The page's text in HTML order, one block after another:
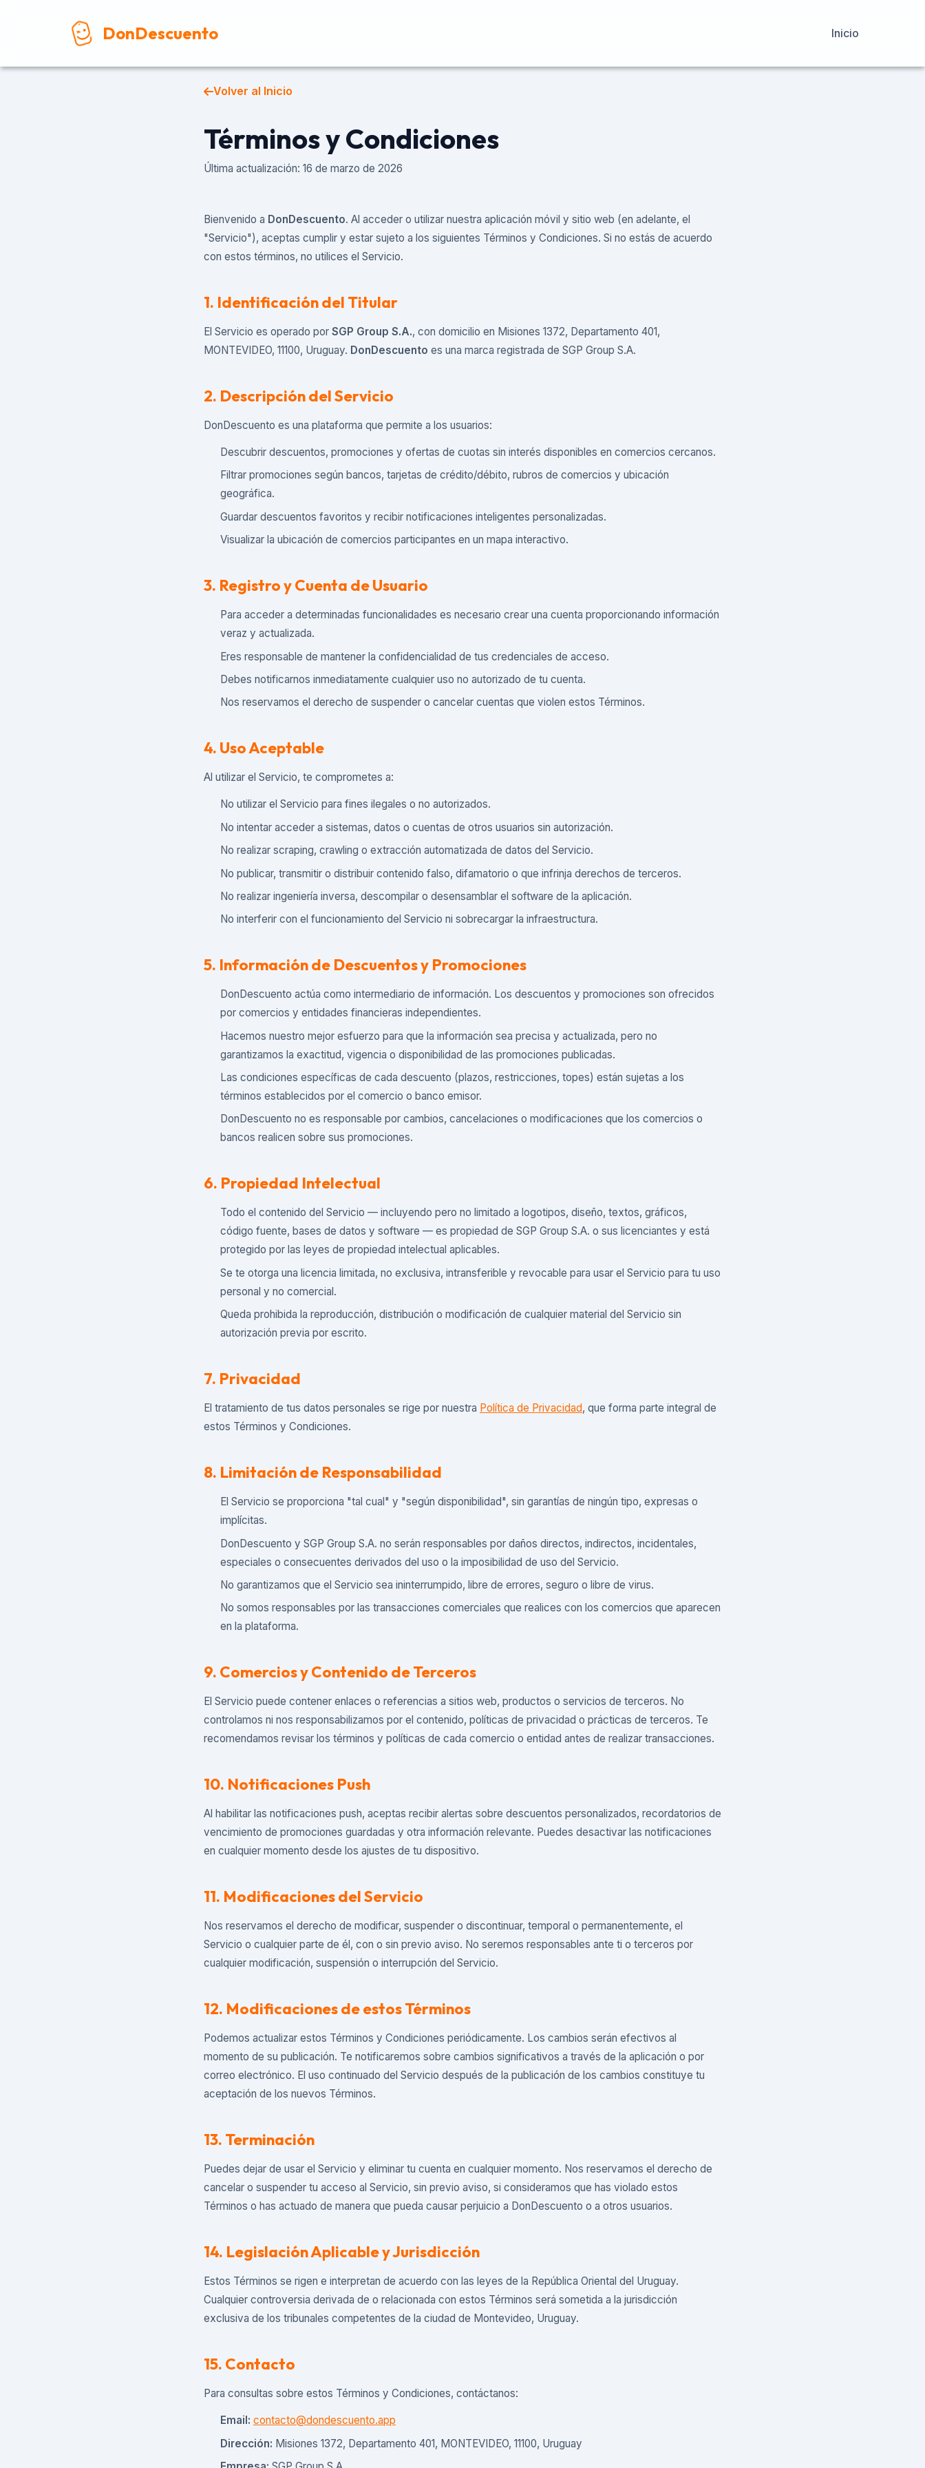
DonDescuento Inicio
Volver al Inicio
Términos y Condiciones
Última actualización: 16 de marzo de 2026
Bienvenido a DonDescuento. Al acceder o utilizar nuestra aplicación móvil y sitio web (en adelante, el
"Servicio"), aceptas cumplir y estar sujeto a los siguientes Términos y Condiciones. Si no estás de acuerdo
con estos términos, no utilices el Servicio.
1. Identificación del Titular
El Servicio es operado por SGP Group S.A., con domicilio en Misiones 1372, Departamento 401,
MONTEVIDEO, 11100, Uruguay. DonDescuento es una marca registrada de SGP Group S.A.
2. Descripción del Servicio
DonDescuento es una plataforma que permite a los usuarios:
Descubrir descuentos, promociones y ofertas de cuotas sin interés disponibles en comercios cercanos.
Filtrar promociones según bancos, tarjetas de crédito/débito, rubros de comercios y ubicación
geográfica.
Guardar descuentos favoritos y recibir notificaciones inteligentes personalizadas.
Visualizar la ubicación de comercios participantes en un mapa interactivo.
3. Registro y Cuenta de Usuario
Para acceder a determinadas funcionalidades es necesario crear una cuenta proporcionando información
veraz y actualizada.
Eres responsable de mantener la confidencialidad de tus credenciales de acceso.
Debes notificarnos inmediatamente cualquier uso no autorizado de tu cuenta.
Nos reservamos el derecho de suspender o cancelar cuentas que violen estos Términos.
4. Uso Aceptable
Al utilizar el Servicio, te comprometes a:
No utilizar el Servicio para fines ilegales o no autorizados.
No intentar acceder a sistemas, datos o cuentas de otros usuarios sin autorización.
No realizar scraping, crawling o extracción automatizada de datos del Servicio.
No publicar, transmitir o distribuir contenido falso, difamatorio o que infrinja derechos de terceros.
No realizar ingeniería inversa, descompilar o desensamblar el software de la aplicación.
No interferir con el funcionamiento del Servicio ni sobrecargar la infraestructura.
5. Información de Descuentos y Promociones
DonDescuento actúa como intermediario de información. Los descuentos y promociones son ofrecidos
por comercios y entidades financieras independientes.
Hacemos nuestro mejor esfuerzo para que la información sea precisa y actualizada, pero no
garantizamos la exactitud, vigencia o disponibilidad de las promociones publicadas.
Las condiciones específicas de cada descuento (plazos, restricciones, topes) están sujetas a los
términos establecidos por el comercio o banco emisor.
DonDescuento no es responsable por cambios, cancelaciones o modificaciones que los comercios o
bancos realicen sobre sus promociones.
6. Propiedad Intelectual
Todo el contenido del Servicio — incluyendo pero no limitado a logotipos, diseño, textos, gráficos,
código fuente, bases de datos y software — es propiedad de SGP Group S.A. o sus licenciantes y está
protegido por las leyes de propiedad intelectual aplicables.
Se te otorga una licencia limitada, no exclusiva, intransferible y revocable para usar el Servicio para tu uso
personal y no comercial.
Queda prohibida la reproducción, distribución o modificación de cualquier material del Servicio sin
autorización previa por escrito.
7. Privacidad
El tratamiento de tus datos personales se rige por nuestra Política de Privacidad, que forma parte integral de
estos Términos y Condiciones.
8. Limitación de Responsabilidad
El Servicio se proporciona "tal cual" y "según disponibilidad", sin garantías de ningún tipo, expresas o
implícitas.
DonDescuento y SGP Group S.A. no serán responsables por daños directos, indirectos, incidentales,
especiales o consecuentes derivados del uso o la imposibilidad de uso del Servicio.
No garantizamos que el Servicio sea ininterrumpido, libre de errores, seguro o libre de virus.
No somos responsables por las transacciones comerciales que realices con los comercios que aparecen
en la plataforma.
9. Comercios y Contenido de Terceros
El Servicio puede contener enlaces o referencias a sitios web, productos o servicios de terceros. No
controlamos ni nos responsabilizamos por el contenido, políticas de privacidad o prácticas de terceros. Te
recomendamos revisar los términos y políticas de cada comercio o entidad antes de realizar transacciones.
10. Notificaciones Push
Al habilitar las notificaciones push, aceptas recibir alertas sobre descuentos personalizados, recordatorios de
vencimiento de promociones guardadas y otra información relevante. Puedes desactivar las notificaciones
en cualquier momento desde los ajustes de tu dispositivo.
11. Modificaciones del Servicio
Nos reservamos el derecho de modificar, suspender o discontinuar, temporal o permanentemente, el
Servicio o cualquier parte de él, con o sin previo aviso. No seremos responsables ante ti o terceros por
cualquier modificación, suspensión o interrupción del Servicio.
12. Modificaciones de estos Términos
Podemos actualizar estos Términos y Condiciones periódicamente. Los cambios serán efectivos al
momento de su publicación. Te notificaremos sobre cambios significativos a través de la aplicación o por
correo electrónico. El uso continuado del Servicio después de la publicación de los cambios constituye tu
aceptación de los nuevos Términos.
13. Terminación
Puedes dejar de usar el Servicio y eliminar tu cuenta en cualquier momento. Nos reservamos el derecho de
cancelar o suspender tu acceso al Servicio, sin previo aviso, si consideramos que has violado estos
Términos o has actuado de manera que pueda causar perjuicio a DonDescuento o a otros usuarios.
14. Legislación Aplicable y Jurisdicción
Estos Términos se rigen e interpretan de acuerdo con las leyes de la República Oriental del Uruguay.
Cualquier controversia derivada de o relacionada con estos Términos será sometida a la jurisdicción
exclusiva de los tribunales competentes de la ciudad de Montevideo, Uruguay.
15. Contacto
Para consultas sobre estos Términos y Condiciones, contáctanos:
Email: contacto@dondescuento.app
Dirección: Misiones 1372, Departamento 401, MONTEVIDEO, 11100, Uruguay